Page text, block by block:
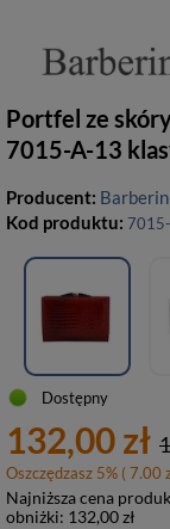
Portfel ze
7015-A-13
Producent:
Kod produktu:
Dostępny
132,00 zł
Oszczędzasz 5% ( 7.00
Najniższa cena
obniżki: 132,00 zł